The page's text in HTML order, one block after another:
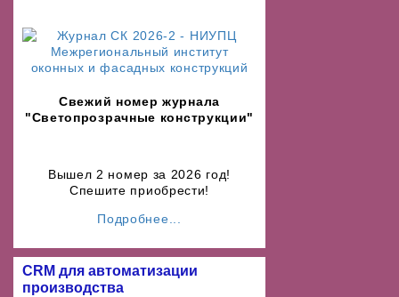
Свежий номер журнала
"Светопрозрачные конструкции"
Вышел 2 номер за 2026 год!
Спешите приобрести!
Подробнее...
CRM для автоматизации
производства